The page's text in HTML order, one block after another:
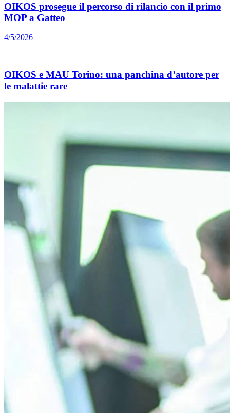
OIKOS prosegue il percorso di rilancio con il primo
MOP a Gatteo
4/5/2026
OIKOS e MAU Torino: una panchina d’autore per
le malattie rare